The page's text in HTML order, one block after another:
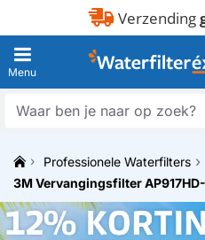
Verzending
Waar
naar
oph
m
e
Professionele Waterfilters
3M Vervangingsfilter